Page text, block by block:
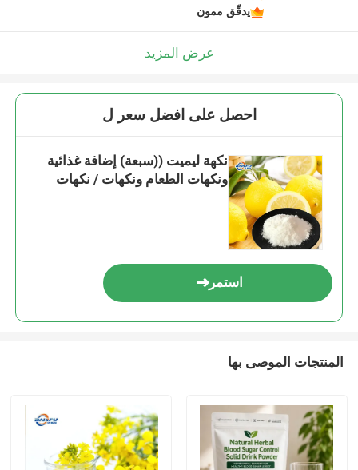
يدقّق ممون
عرض المزيد
احصل على افضل سعر ل
نكهة ليميت ((سبعة) إضافة غذائية
ونكهات الطعام ونكهات / نكهات
استمر
المنتجات الموصى بها